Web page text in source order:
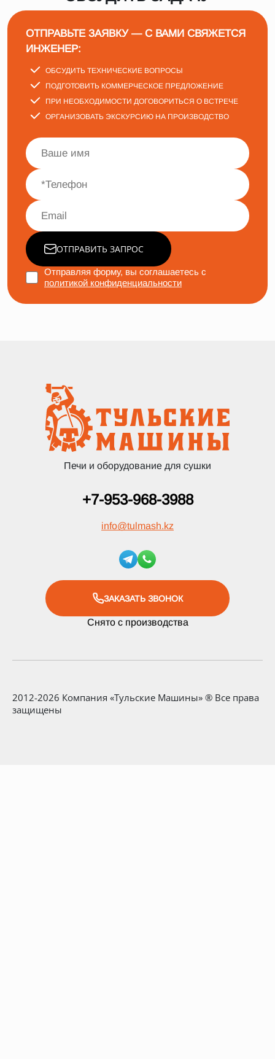
ОТПРАВЬТЕ ЗАЯВКУ — С ВАМИ СВЯЖЕТСЯ
ИНЖЕНЕР:
ОБСУДИТЬ ТЕХНИЧЕСКИЕ ВОПРОСЫ
ПОДГОТОВИТЬ КОММЕРЧЕСКОЕ ПРЕДЛОЖЕНИЕ
ПРИ НЕОБХОДИМОСТИ ДОГОВОРИТЬСЯ О ВСТРЕЧЕ
ОРГАНИЗОВАТЬ ЭКСКУРСИЮ НА ПРОИЗВОДСТВО
ОТПРАВИТЬ ЗАПРОС
Отправляя форму, вы соглашаетесь с
политикой конфиденциальности
Печи и оборудование для сушки
+7-953-968-3988
info@tulmash.kz
ЗАКАЗАТЬ ЗВОНОК
Снято с производства
2012-2026 Компания «Тульские Машины» ® Все права
защищены